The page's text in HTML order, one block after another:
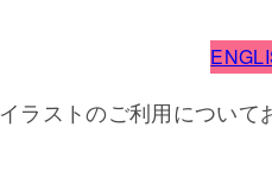
イラストのご利用について